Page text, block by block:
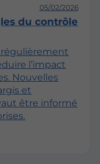
05/02/2026
du contrôle
l’impact
Nouvelles
et
être informé